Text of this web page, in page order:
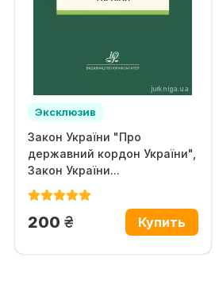
Эксклюзив
Закон України "Про
державний кордон України",
Закон України...
200 грн.